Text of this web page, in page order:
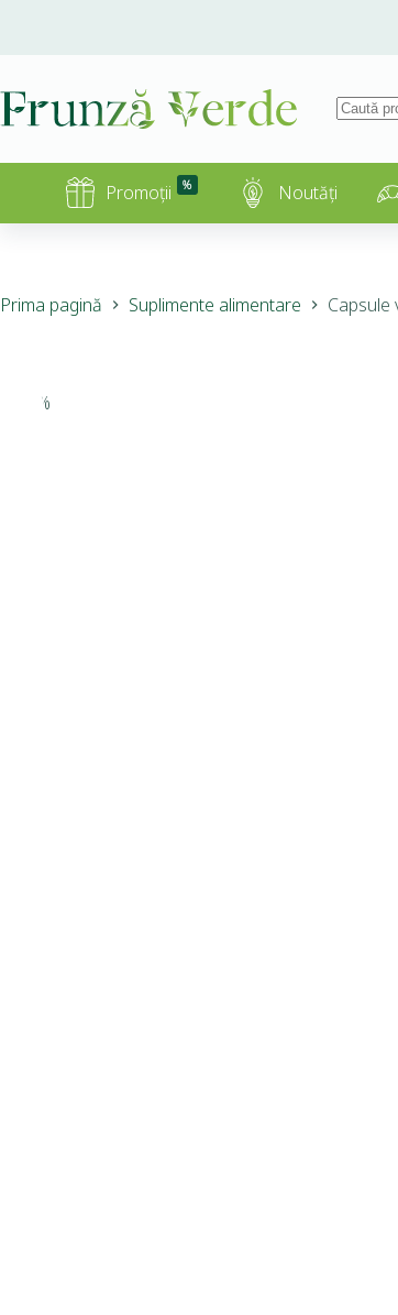
Promoții % Noutăți
Prima pagină Suplimente alimentare Capsule
-10%